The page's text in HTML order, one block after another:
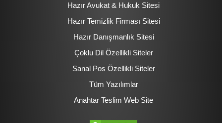
Hazır Avukat & Hukuk Sitesi
Hazır Temizlik Firması Sitesi
Hazır Danışmanlık Sitesi
Çoklu Dil Özellikli Siteler
Sanal Pos Özellikli Siteler
Tüm Yazılımlar
Anahtar Teslim Web Site